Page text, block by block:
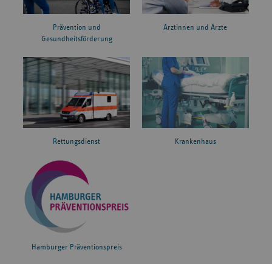
Prävention und
Gesundheitsförderung
Ärztinnen und Ärzte
Rettungsdienst Krankenhaus
Hamburger Präventionspreis